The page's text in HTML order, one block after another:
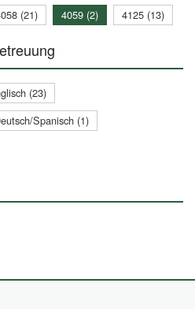
(21) 4059 (2) 4125 (13)
(23)
Spanisch (1)